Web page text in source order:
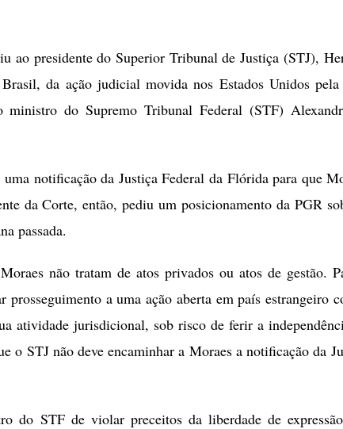
ao presidente do Superior Tribunal de Justiça (STJ),
da ação judicial movida nos Estados Unidos pela
do Supremo Tribunal Federal (STF)
notificação da Justiça Federal da Flórida para que
da Corte, então, pediu um posicionamento da PGR
passada.
não tratam de atos privados ou atos de gestão.
a uma ação aberta em país estrangeiro
atividade jurisdicional, sob risco de ferir a
o STJ não deve encaminhar a Moraes a notificação da
do STF de violar preceitos da liberdade de